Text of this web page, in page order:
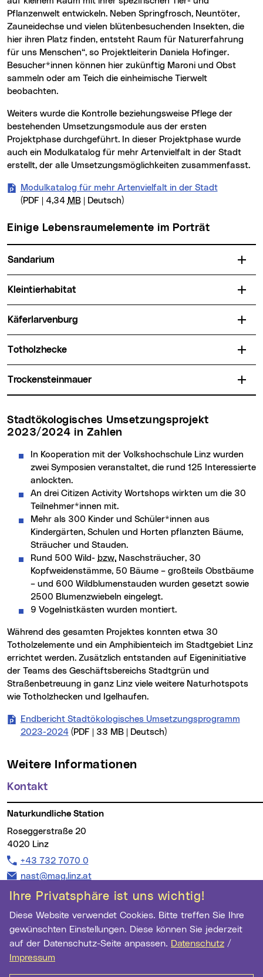
Ihre Privatsphäre ist uns wichtig!
Diese Website verwendet Cookies. Bitte treffen Sie Ihre
gewünschten Einstellungen. Diese können Sie jederzeit
auf der Datenschutz-Seite anpassen. Datenschutz /
Impressum
Pflanzenwelt entwickeln. Neben Springfrosch, Neuntöter,
Zauneidechse und vielen blütenbesuchenden Insekten, die
hier ihren Platz finden, entsteht Raum für Naturerfahrung
für uns Menschen“, so Projektleiterin Daniela Hofinger.
Besucher*innen können hier zukünftig Maroni und Obst
sammeln oder am Teich die einheimische Tierwelt
beobachten.
Weiters wurde die Kontrolle beziehungsweise Pflege der
bestehenden Umsetzungsmodule aus der ersten
Projektphase durchgeführt. In dieser Projektphase wurde
auch ein Modulkatalog für mehr Artenvielfalt in der Stadt
erstellt, der alle Umsetzungsmöglichkeiten zusammenfasst.
Modulkatalog für mehr Artenvielfalt in der Stadt
(PDF | 4,34 MB| Deutsch)
Einige Lebensraumelemente im Porträt
Sandarium
Kleintierhabitat
Käferlarvenburg
Totholzhecke
Trockensteinmauer
Stadtökologisches Umsetzungsprojekt
2023/2024 in Zahlen
In Kooperation mit der Volkshochschule Linz wurden
zwei Symposien veranstaltet, die rund 125 Interessierte
anlockten.
An drei Citizen Activity Wortshops wirkten um die 30
Teilnehmer*innen mit.
Mehr als 300 Kinder und Schüler*innen aus
Kindergärten, Schulen und Horten pflanzten Bäume,
Sträucher und Stauden.
Rund 500 Wild- bzw. Naschsträucher, 30
Kopfweidenstämme, 50 Bäume – großteils Obstbäume
– und 600 Wildblumenstauden wurden gesetzt sowie
2500 Blumenzwiebeln eingelegt.
9 Vogelnistkästen wurden montiert.
Während des gesamten Projektes konnten etwa 30
Totholzelemente und ein Amphibienteich im Stadtgebiet Linz
errichtet werden. Zusätzlich entstanden auf Eigeninitiative
der Teams des Geschäftsbereichs Stadtgrün und
Straßenbetreuung in ganz Linz viele weitere Naturhotspots
wie Totholzhecken und Igelhaufen.
Endbericht Stadtökologisches Umsetzungsprogramm
2023-2024 (PDF | 33 MB | Deutsch)
Weitere Informationen
Kontakt
Naturkundliche Station
Roseggerstraße 20
4020 Linz
Telefon:
+43 732 7070 0
E-Mail Adresse:
nast@mag.linz.at
Wichtige Links
Newsletter Anmeldung